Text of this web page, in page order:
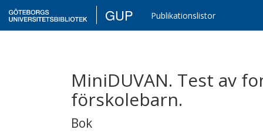
GUP Publikationslistor
MiniDUVAN. Test av
förskolebarn.
Bok